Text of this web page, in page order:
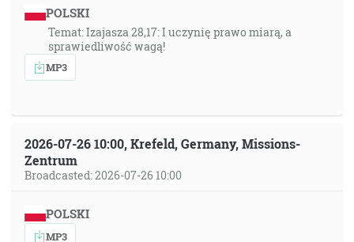
POLSKI
Temat: Izajasza 28,17: I uczynię prawo miarą, a
sprawiedliwość wagą!
MP3
2026-07-26 10:00, Krefeld, Germany, Missions-
Zentrum
Broadcasted: 2026-07-26 10:00
POLSKI
MP3